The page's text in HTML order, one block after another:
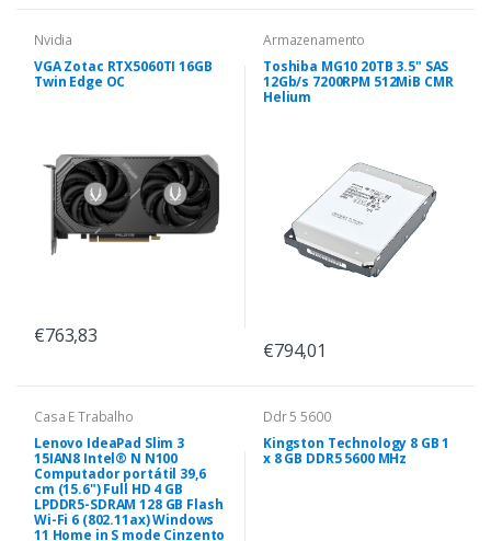
Nvidia
VGA Zotac RTX5060TI 16GB
Twin Edge OC
€763,83
Armazenamento
Toshiba MG10 20TB 3.5" SAS
12Gb/s 7200RPM 512MiB CMR
Helium
€794,01
Casa E Trabalho
Lenovo IdeaPad Slim 3
15IAN8 Intel® N N100
Computador portátil 39,6
cm (15.6") Full HD 4 GB
LPDDR5-SDRAM 128 GB Flash
Wi-Fi 6 (802.11ax) Windows
11 Home in S mode Cinzento
Ddr 5 5600
Kingston Technology 8 GB 1
x 8 GB DDR5 5600 MHz